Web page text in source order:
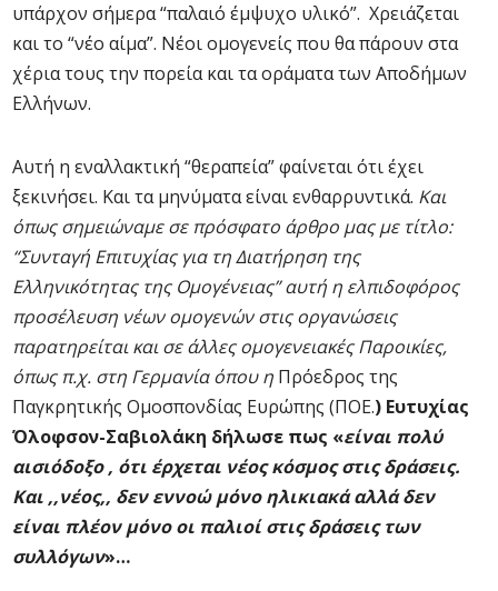
υπάρχον σήμερα “παλαιό έμψυχο υλικό”. Χρειάζεται
και το “νέο αίμα”. Νέοι ομογενείς που θα πάρουν στα
χέρια τους την πορεία και τα οράματα των Αποδήμων
Ελλήνων.
Αυτή η εναλλακτική “θεραπεία” φαίνεται ότι έχει
ξεκινήσει. Και τα μηνύματα είναι ενθαρρυντικά. Και
όπως σημειώναμε σε πρόσφατο άρθρο μας με τίτλο:
“Συνταγή Επιτυχίας για τη Διατήρηση της
Ελληνικότητας της Ομογένειας” αυτή η ελπιδοφόρος
προσέλευση νέων ομογενών στις οργανώσεις
παρατηρείται και σε άλλες ομογενειακές Παροικίες,
όπως π.χ. στη Γερμανία όπου η Πρόεδρος της
Παγκρητικής Ομοσπονδίας Ευρώπης (ΠΟΕ.) Ευτυχίας
Όλοφσον-Σαβιολάκη δήλωσε πως «είναι πολύ
αισιόδοξο , ότι έρχεται νέος κόσμος στις δράσεις.
Και ,,νέος,, δεν εννοώ μόνο ηλικιακά αλλά δεν
είναι πλέον μόνο οι παλιοί στις δράσεις των
συλλόγων»…